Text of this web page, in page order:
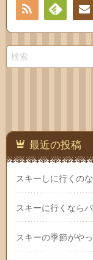
RSS
Feedly
お
最近の投稿
スキーしに行くの
スキーに行くなら
スキーの季節がや